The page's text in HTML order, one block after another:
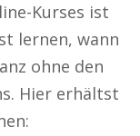
Kurses ist
lernen, wann
ohne den
Hier erhältst